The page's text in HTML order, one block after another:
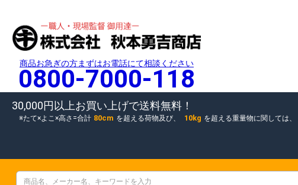
商品お急ぎの方まずはお電話にて相談ください
0800-7000-118
30,000円以上お買い上げで送料無料！
たて×よこ×高さ=合計 80cm を超える荷物及び、 10kg を超える重量物に関しては、